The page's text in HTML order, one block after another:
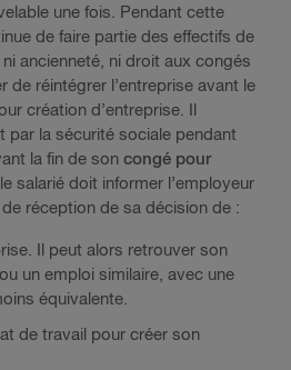
une fois. Pendant cette
de faire partie des effectifs de
ni ancienneté, ni droit aux congés
de réintégrer l’entreprise avant le
création d’entreprise. Il
par la sécurité sociale pendant
la fin de son congé pour
, le salarié doit informer l’employeur
réception de sa décision de :
Il peut alors retrouver son
un emploi similaire, avec une
équivalente.
de travail pour créer son